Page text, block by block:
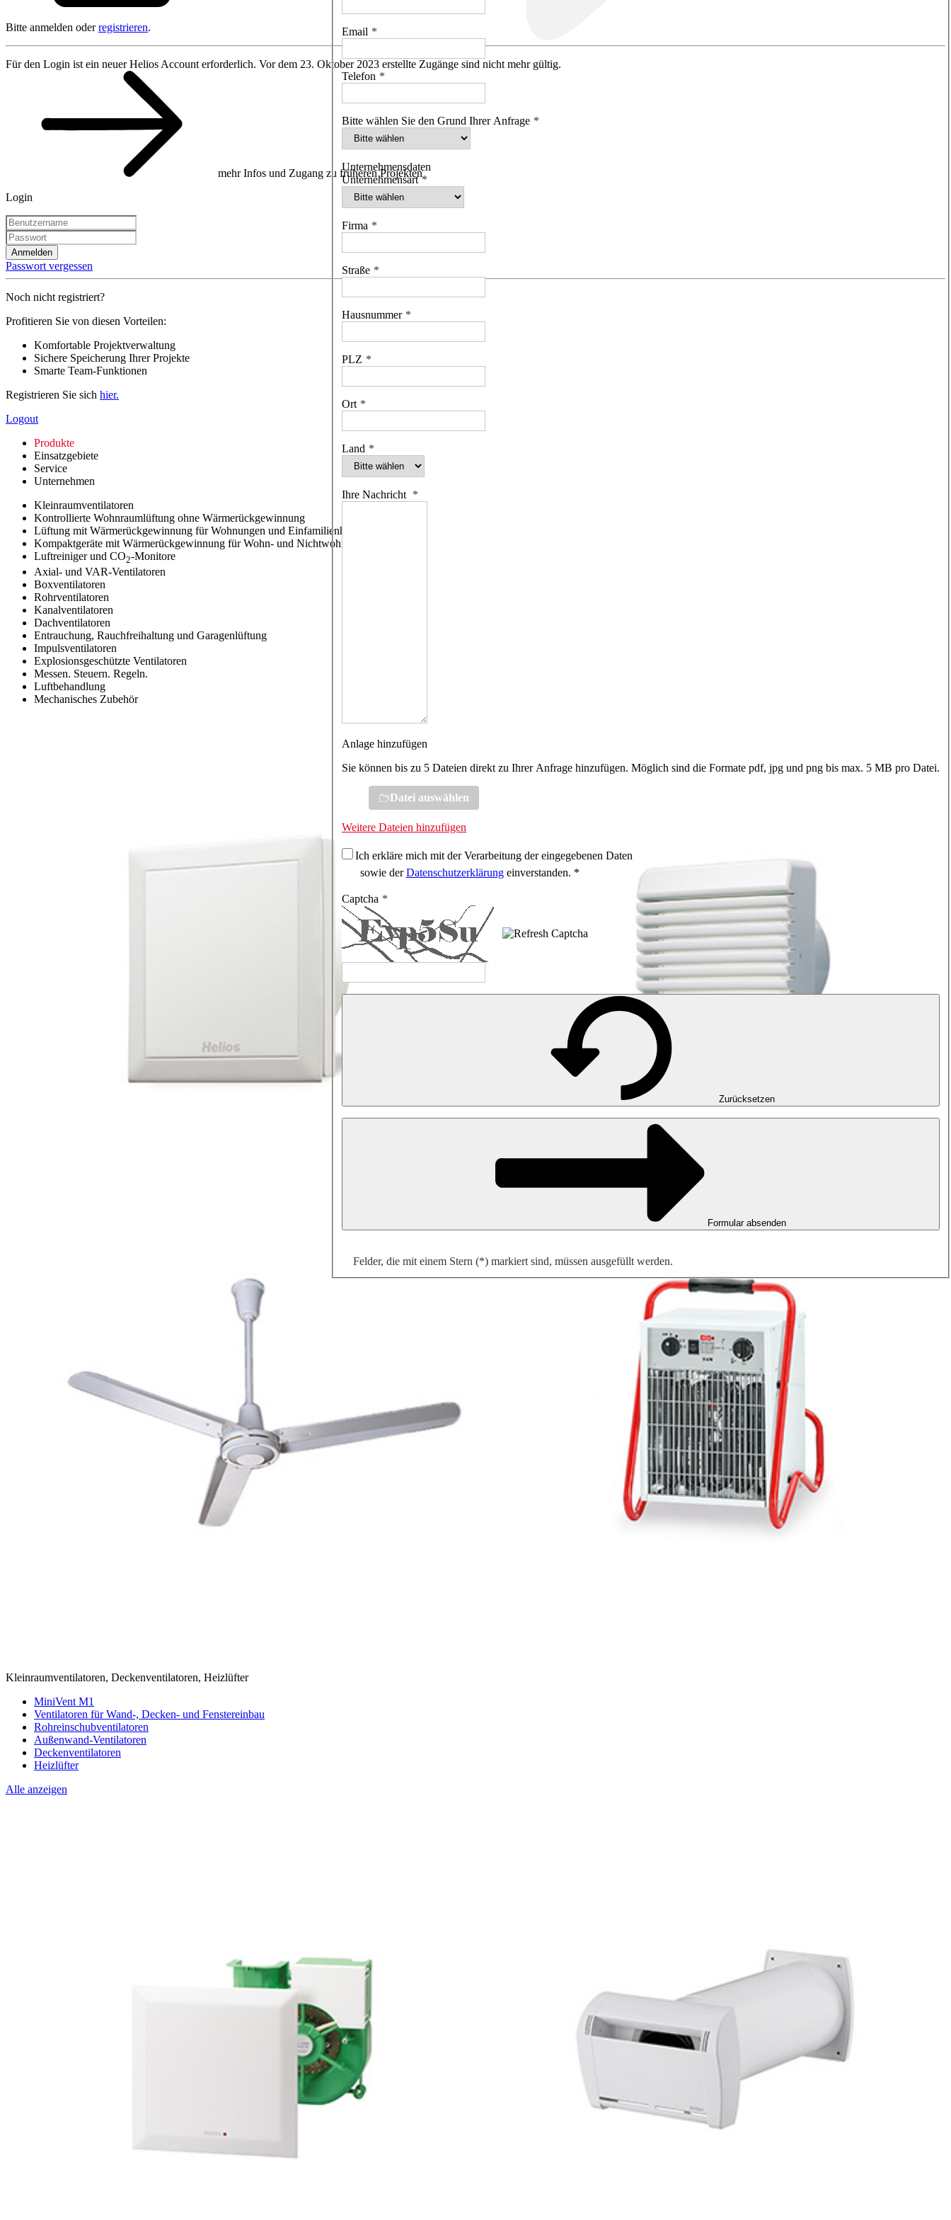
Bitte anmelden oderregistrieren.
Für den Login ist ein neuer Helios Account erforderlich. Vor dem 23. Oktober 2023 erstellte Zugänge sind nicht mehr gültig.
mehr Infos und Zugang zu früheren Projekten
Login
Anmelden
Passwort vergessen
Noch nicht registriert?
Profitieren Sie von diesen Vorteilen:
Komfortable Projektverwaltung
Sichere Speicherung Ihrer Projekte
Smarte Team-Funktionen
Registrieren Sie sich hier.
Logout
Produkte
Einsatzgebiete
Service
Unternehmen
Kleinraumventilatoren
Kontrollierte Wohnraumlüftung ohne Wärmerückgewinnung
Lüftung mit Wärmerückgewinnung für Wohnungen und Einfamilienhäuser
Kompaktgeräte mit Wärmerückgewinnung für Wohn- und Nichtwohngebäude
Luftreiniger und CO2-Monitore
Axial- und VAR-Ventilatoren
Boxventilatoren
Rohrventilatoren
Kanalventilatoren
Dachventilatoren
Entrauchung, Rauchfreihaltung und Garagenlüftung
Impulsventilatoren
Explosionsgeschützte Ventilatoren
Messen. Steuern. Regeln.
Luftbehandlung
Mechanisches Zubehör
Kleinraumventilatoren, Deckenventilatoren, Heizlüfter
MiniVent M1
Ventilatoren für Wand-, Decken- und Fenstereinbau
Rohreinschubventilatoren
Außenwand-Ventilatoren
Deckenventilatoren
Heizlüfter
Alle anzeigen
Email
Telefon
Bitte wählen Sie den Grund Ihrer Anfrage
Unternehmensdaten
Unternehmensart
Firma
Straße
Hausnummer
PLZ
Ort
Land
Ihre Nachricht
Anlage hinzufügen
Sie können bis zu 5 Dateien direkt zu Ihrer Anfrage hinzufügen. Möglich sind die Formate pdf, jpg und png bis max. 5 MB pro Datei.
Datei auswählen
Weitere Dateien hinzufügen
Ich erkläre mich mit der Verarbeitung der eingegebenen Daten
sowie derDatenschutzerklärungeinverstanden. *
Captcha
Zurücksetzen
Formular absenden
Felder, die mit einem Stern (*) markiert sind, müssen ausgefüllt werden.